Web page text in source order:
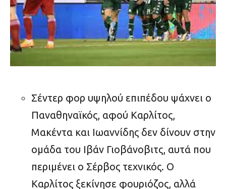
Σέντερ φορ υψηλού επιπέδου ψάχνει ο
Παναθηναϊκός, αφού Καρλίτος,
Μακέντα και Ιωαννίδης δεν δίνουν στην
ομάδα του Ιβάν Γιοβάνοβιτς, αυτά που
περιμένει ο Σέρβος τεχνικός. Ο
Καρλίτος ξεκίνησε φουριόζος, αλλά